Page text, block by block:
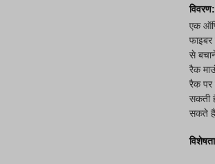
विवरण:
एक
से
रैक
रैक पर
सकती
सकते